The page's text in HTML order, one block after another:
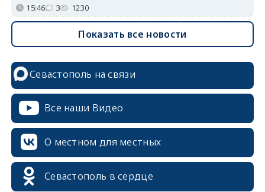
15:46 3 1230
Показать все новости
Севастополь на связи
Все наши Видео
О местном для местных
Севастополь в сердце